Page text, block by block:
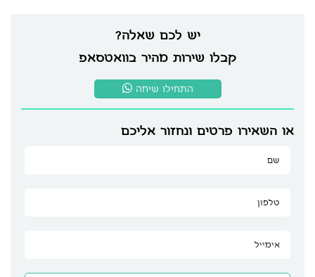
יש לכם שאלה?
קבלו שירות מהיר בוואטסאפ
התחילו שיחה
או השאירו פרטים ונחזור אליכם